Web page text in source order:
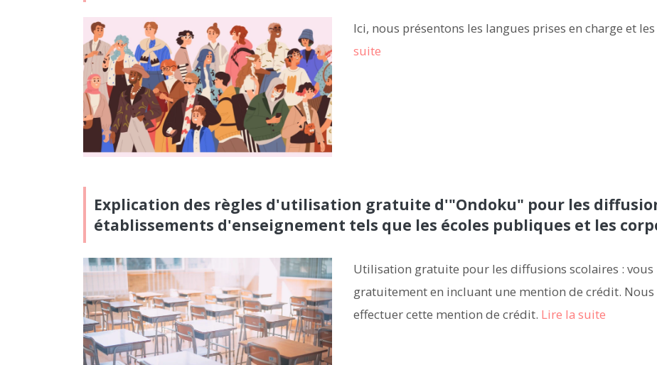
Ici, nous présentons les langues prises en charge et
suite
Explication des règles d'utilisation gratuite d'"Ondoku" pour les
établissements d'enseignement tels que les écoles publiques et les
Utilisation gratuite pour les diffusions scolaires :
gratuitement en incluant une mention de crédit.
effectuer cette mention de crédit. Lire la suite